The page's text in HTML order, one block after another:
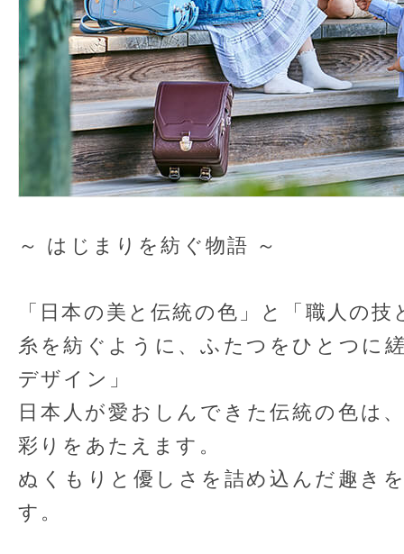
～ はじまりを紡ぐ物語 ～
「日本の美と伝統の色」と「職人の
糸を紡ぐように、ふたつをひとつに
デザイン」
日本人が愛おしんできた伝統の色は
彩りをあたえます。
ぬくもりと優しさを詰め込んだ趣き
す。